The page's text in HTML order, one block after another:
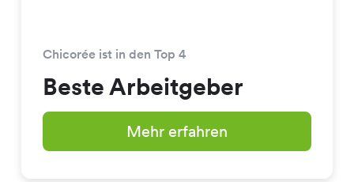
Chicorée ist in den Top 4
Beste Arbeitgeber
Mehr erfahren